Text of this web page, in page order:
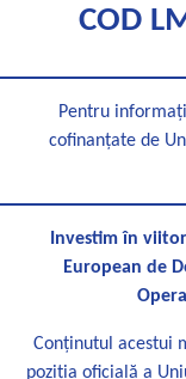
COD
Pentru
coﬁnanțate de
Investim în
European de
Conținutul acestui
poziția oﬁcială a